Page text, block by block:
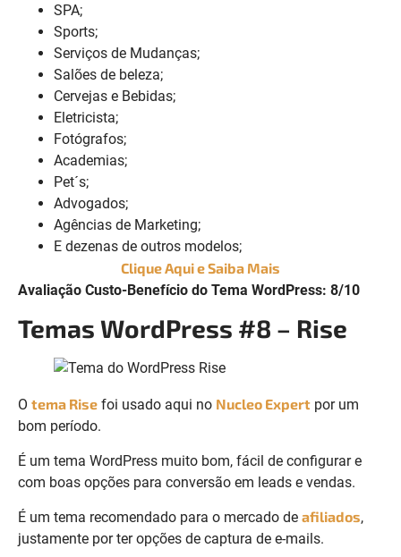
SPA;
Sports;
Serviços de Mudanças;
Salões de beleza;
Cervejas e Bebidas;
Eletricista;
Fotógrafos;
Academias;
Pet´s;
Advogados;
Agências de Marketing;
E dezenas de outros modelos;
Clique Aqui e Saiba Mais
Avaliação Custo-Benefício do Tema WordPress: 8/10
Temas WordPress #8 – Rise
O tema Rise foi usado aqui no Nucleo Expert por um
bom período.
É um tema WordPress muito bom, fácil de configurar e
com boas opções para conversão em leads e vendas.
É um tema recomendado para o mercado de afiliados,
justamente por ter opções de captura de e-mails.